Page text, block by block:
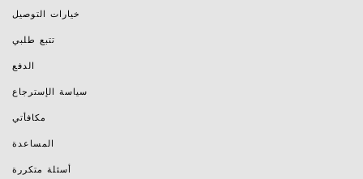
خيارات التوصيل
تتبع طلبي
الدفع
سياسة الإسترجاع
مكافأتي
المساعدة
أسئلة متكررة